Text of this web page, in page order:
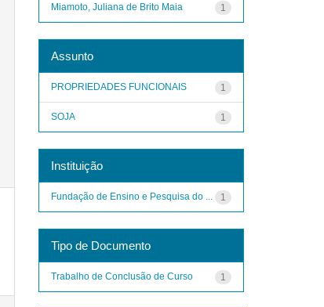
1
Miamoto, Juliana de Brito Maia
Assunto
1
PROPRIEDADES FUNCIONAIS
1
SOJA
Instituição
1
Fundação de Ensino e Pesquisa do ...
Tipo de Documento
1
Trabalho de Conclusão de Curso